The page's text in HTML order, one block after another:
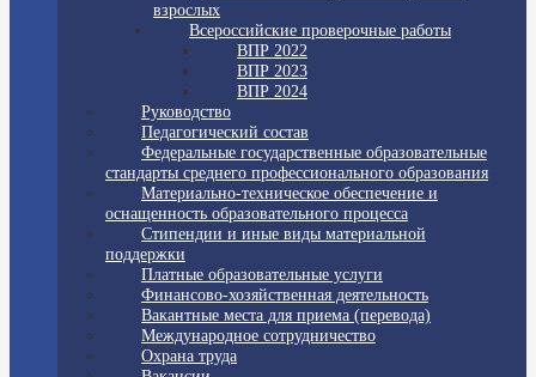
взрослых
Всероссийские проверочные работы
ВПР 2022
ВПР 2023
ВПР 2024
Руководство
Педагогический состав
Федеральные государственные образовательные
стандарты среднего профессионального образования
Материально-техническое обеспечение и
оснащенность образовательного процесса
Стипендии и иные виды материальной
поддержки
Платные образовательные услуги
Финансово-хозяйственная деятельность
Вакантные места для приема (перевода)
Международное сотрудничество
Охрана труда